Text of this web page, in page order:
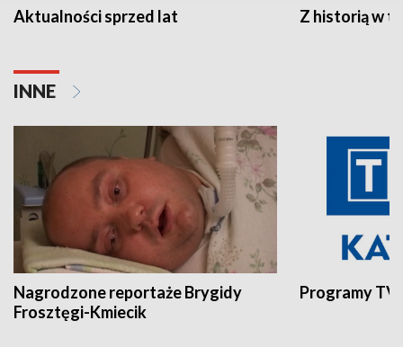
Aktualności sprzed lat Z historią w
INNE
Nagrodzone reportaże Brygidy
Frosztęgi-Kmiecik
Programy